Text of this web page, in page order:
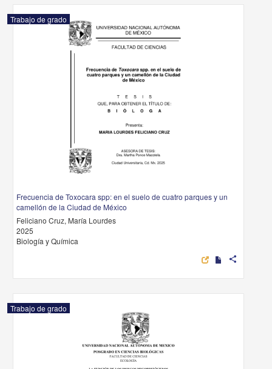
Trabajo de grado
Frecuencia de Toxocara spp: en el suelo de cuatro parques y un
camellón de la Ciudad de México
Feliciano Cruz, María Lourdes
2025
Biología y Química
share
Trabajo de grado